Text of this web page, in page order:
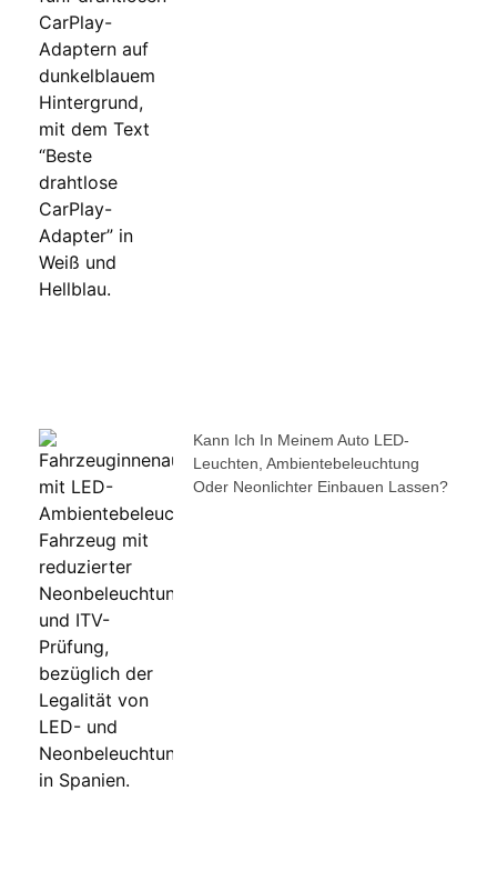
Kann Ich In Meinem Auto LED-
Leuchten, Ambientebeleuchtung
Oder Neonlichter Einbauen Lassen?